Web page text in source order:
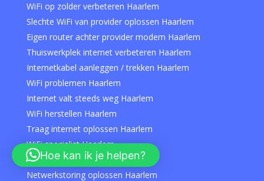
WiFi op zolder verbeteren Haarlem
Slechte WiFi van provider oplossen Haarlem
Eigen router achter provider modem Haarlem
Thuiswerkplek internet verbeteren Haarlem
Internetkabel aanleggen / trekken Haarlem
WiFi problemen Haarlem
Internet valt steeds weg Haarlem
WiFi herstellen Haarlem
Traag internet oplossen Haarlem
WiFi specialist Haarlem
Hulp bij WiFi instellen Haarlem
Netwerkstoring oplossen Haarlem
Hoe kan ik je helpen?